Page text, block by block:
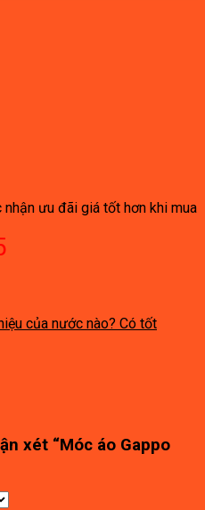
ưu đãi giá tốt hơn khi mua
của nước nào? Có tốt
xét “Móc áo Gappo